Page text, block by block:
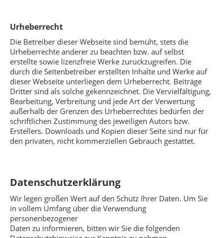
Urheberrecht
Die Betreiber dieser Webseite sind bemüht, stets die
Urheberrechte anderer zu beachten bzw. auf selbst
erstellte sowie lizenzfreie Werke zurückzugreifen. Die
durch die Seitenbetreiber erstellten Inhalte und Werke auf
dieser Webseite unterliegen dem Urheberrecht. Beiträge
Dritter sind als solche gekennzeichnet. Die Vervielfältigung,
Bearbeitung, Verbreitung und jede Art der Verwertung
außerhalb der Grenzen des Urheberrechtes bedürfen der
schriftlichen Zustimmung des jeweiligen Autors bzw.
Erstellers. Downloads und Kopien dieser Seite sind nur für
den privaten, nicht kommerziellen Gebrauch gestattet.
Datenschutzerklärung
Wir legen großen Wert auf den Schutz Ihrer Daten. Um Sie
in vollem Umfang über die Verwendung
personenbezogener
Daten zu informieren, bitten wir Sie die folgenden